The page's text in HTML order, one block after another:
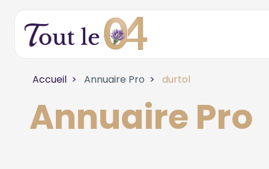
Accueil Annuaire Pro durtol
Annuaire Pro